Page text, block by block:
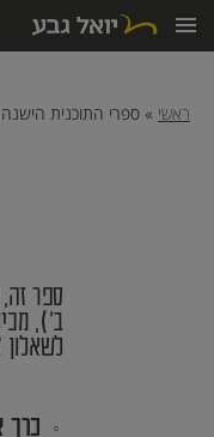
לתוכן
ראשי » ספרי התוכנית הישנה
ספר
ב’),
לשאלון 035807.
כרך